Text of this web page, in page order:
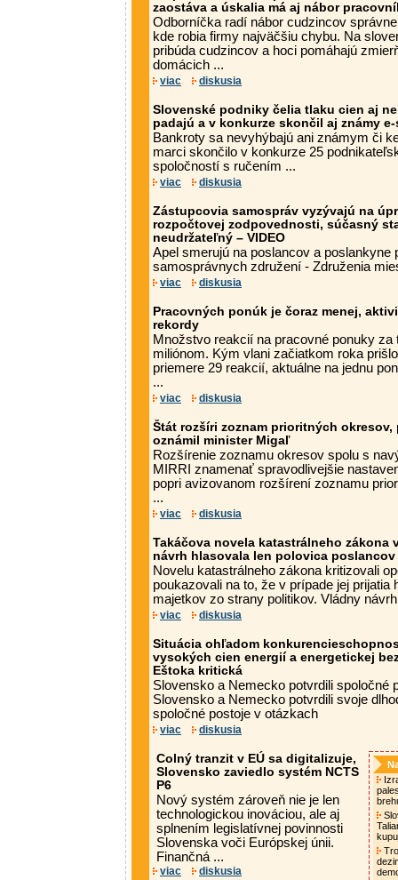
zaostáva a úskalia má aj nábor
Odborníčka radí nábor cudzincov
kde robia firmy najväčšiu chybu. Na
pribúda cudzincov a hoci pomáhajú
domácich ...
viac diskusia
Slovenské podniky čelia tlaku cien aj
padajú a v konkurze skončil aj známy
Bankroty sa nevyhýbajú ani známym či
marci skončilo v konkurze 25
spoločností s ručením ...
viac diskusia
Zástupcovia samospráv vyzývajú na
rozpočtovej zodpovednosti, súčasný
neudržateľný – VIDEO
Apel smerujú na poslancov a poslankyne
samosprávnych združení - Združenia
viac diskusia
Pracovných ponúk je čoraz menej,
rekordy
Množstvo reakcií na pracovné ponuky
miliónom. Kým vlani začiatkom roka
priemere 29 reakcií, aktuálne na jednu
...
viac diskusia
Štát rozšíri zoznam prioritných
oznámil minister Migaľ
Rozšírenie zoznamu okresov spolu s
MIRRI znamenať spravodlivejšie
popri avizovanom rozšírení zoznamu
...
viac diskusia
Takáčova novela katastrálneho zákona
návrh hlasovala len polovica poslancov
Novelu katastrálneho zákona kritizovali
poukazovali na to, že v prípade jej prijatia
majetkov zo strany politikov. Vládny
viac diskusia
Situácia ohľadom
vysokých cien energií a energetickej
Eštoka kritická
Slovensko a Nemecko potvrdili spoločné
Slovensko a Nemecko potvrdili svoje
spoločné postoje v otázkach
viac diskusia
Colný tranzit v EÚ sa digitalizuje,
Slovensko zaviedlo systém NCTS
P6
Nový systém zároveň nie je len
technologickou inováciou, ale aj
splnením legislatívnej povinnosti
Slovenska voči Európskej únii.
Finančná ...
viac diskusia